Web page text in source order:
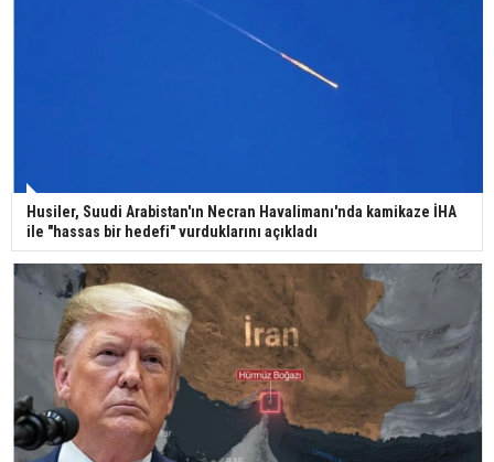
Bilim kurgu gerçekleşiyor... Dondurulmuş
Ünlü türkücü Mahmut Tuncer estetik operasyon
geçirdi: Son hali gündem oldu
Yerli turist 229,7 milyar lira seyahat harcaması
yaptı
Gazze'deki Sağlık Bakanlığı duyurdu: Vahşetin
pençesinde 2 salgın vaka tespit edildi
Husiler, Suudi Arabistan'ın Necran Havalimanı'nda kamikaze İHA
ile "hassas bir hedefi" vurduklarını açıkladı